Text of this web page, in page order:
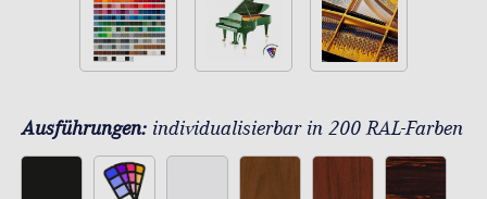
Ausführungen: individualisierbar in 200 RAL-Farben